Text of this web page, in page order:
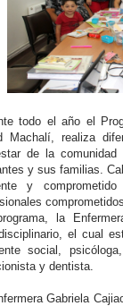
todo el año el
Machalí, realiza
de la
y sus familias.
y
la
el cual
social,
y dentista.
Gabriela